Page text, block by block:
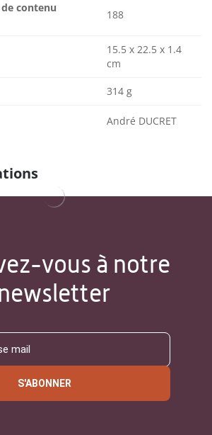
contenu
188
15.5 x 22.5 x 1.4
cm
314 g
André DUCRET
vous à notre
S'ABONNER